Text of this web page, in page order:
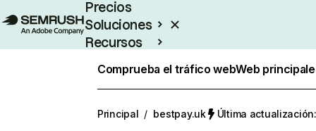
Precios
Soluciones
Recursos
Comprueba el tráfico webWeb
Principal / bestpay.uk Última